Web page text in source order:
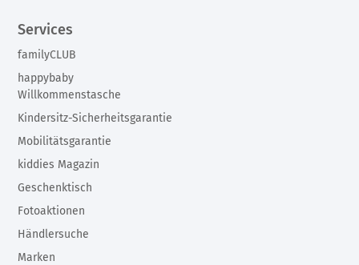
Services
familyCLUB
happybaby
Willkommenstasche
Kindersitz-Sicherheitsgarantie
Mobilitätsgarantie
kiddies Magazin
Geschenktisch
Fotoaktionen
Händlersuche
Marken